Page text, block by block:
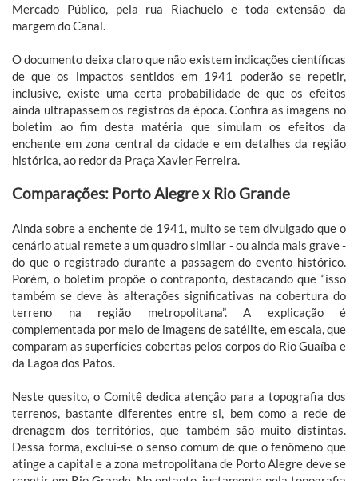
Mercado Público, pela rua Riachuelo e toda extensão da
margem do Canal.
O documento deixa claro que não existem indicações científicas
de que os impactos sentidos em 1941 poderão se repetir,
inclusive, existe uma certa probabilidade de que os efeitos
ainda ultrapassem os registros da época. Confira as imagens no
boletim ao fim desta matéria que simulam os efeitos da
enchente em zona central da cidade e em detalhes da região
histórica, ao redor da Praça Xavier Ferreira.
Comparações: Porto Alegre x Rio Grande
Ainda sobre a enchente de 1941, muito se tem divulgado que o
cenário atual remete a um quadro similar - ou ainda mais grave -
do que o registrado durante a passagem do evento histórico.
Porém, o boletim propõe o contraponto, destacando que “isso
também se deve às alterações significativas na cobertura do
terreno na região metropolitana”. A explicação é
complementada por meio de imagens de satélite, em escala, que
comparam as superfícies cobertas pelos corpos do Rio Guaíba e
da Lagoa dos Patos.
Neste quesito, o Comitê dedica atenção para a topografia dos
terrenos, bastante diferentes entre si, bem como a rede de
drenagem dos territórios, que também são muito distintas.
Dessa forma, exclui-se o senso comum de que o fenômeno que
atinge a capital e a zona metropolitana de Porto Alegre deve se